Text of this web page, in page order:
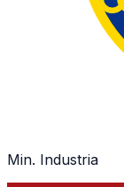
Min. Industria